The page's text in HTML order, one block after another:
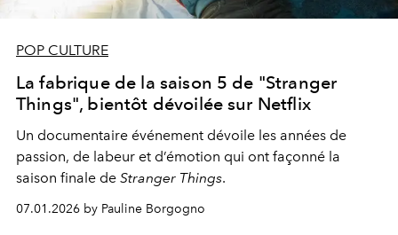
POP CULTURE
La fabrique de la saison 5 de "Stranger
Things", bientôt dévoilée sur Netflix
Un documentaire événement dévoile les années de
passion, de labeur et d’émotion qui ont façonné la
saison finale de Stranger Things.
07.01.2026 by Pauline Borgogno